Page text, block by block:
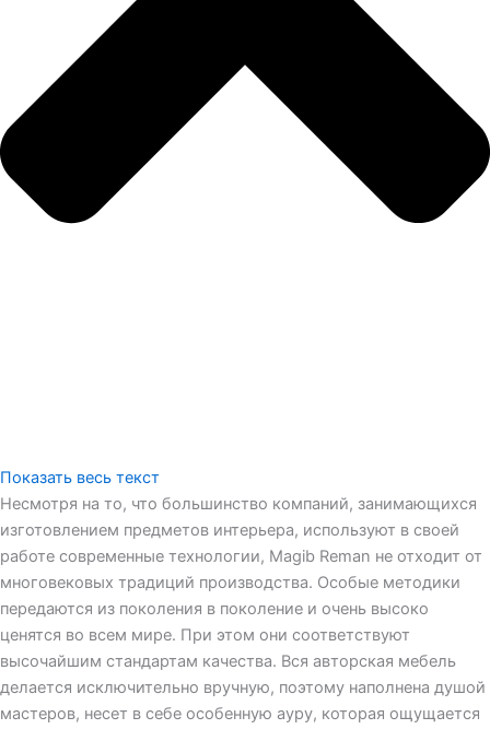
Показать весь текст
Несмотря на то, что большинство компаний, занимающихся
изготовлением предметов интерьера, используют в своей
работе современные технологии, Magib Reman не отходит от
многовековых традиций производства. Особые методики
передаются из поколения в поколение и очень высоко
ценятся во всем мире. При этом они соответствуют
высочайшим стандартам качества. Вся авторская мебель
делается исключительно вручную, поэтому наполнена душой
мастеров, несет в себе особенную ауру, которая ощущается